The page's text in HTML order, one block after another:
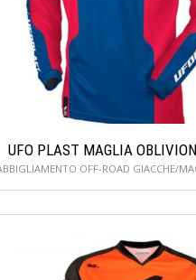
UFO PLAST MAGLIA